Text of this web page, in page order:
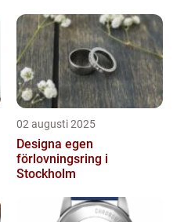
02 augusti 2025
Designa egen
förlovningsring i
Stockholm